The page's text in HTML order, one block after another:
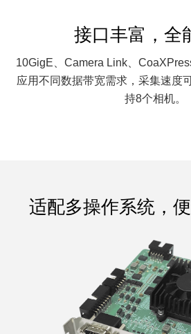
接口丰富，全
10GigE、Camera Link、
应用不同数据带宽需求，采集速度
持8个相机。
适配多操作系统，